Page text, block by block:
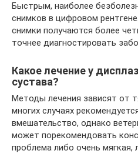
Быстрым, наиболее
снимков в цифровом
снимки получаются более
точнее диагностировать
Какое лечение у
сустава?
Методы лечения зависят от
многих случаях
вмешательство, однако
может порекомендовать
проблема либо очень мягкая,